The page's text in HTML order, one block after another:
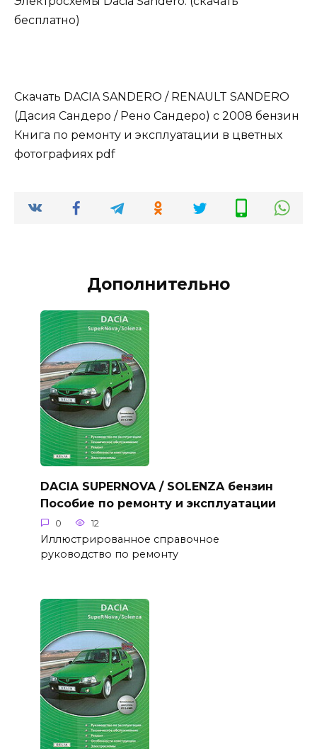
бесплатно)
Скачать DACIA SANDERO / RENAULT SANDERO
(Дасия Сандеро / Рено Сандеро) с 2008 бензин
Книга по ремонту и эксплуатации в цветных
фотографиях pdf
Дополнительно
DACIA SUPERNOVA / SOLENZA бензин
Пособие по ремонту и эксплуатации
0 12
Иллюстрированное справочное
руководство по ремонту